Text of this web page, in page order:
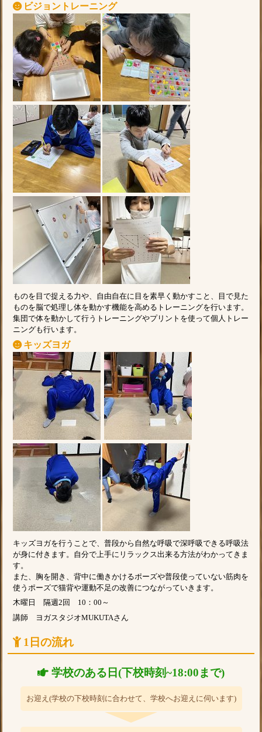
ビジョントレーニング
ものを目で捉える力や、自由自在に目を素早く動かすこと、目で見た
ものを脳で処理し体を動かす機能を高めるトレーニングを行います。
集団で体を動かして行うトレーニングやプリントを使って個人トレー
ニングも行います。
キッズヨガ
キッズヨガを行うことで、普段から自然な呼吸で深呼吸できる呼吸法
が身に付きます。自分で上手にリラックス出来る方法がわかってきま
す。
また、胸を開き、背中に働きかけるポーズや普段使っていない筋肉を
使うポーズで猫背や運動不足の改善につながっていきます。
木曜日 隔週2回 10：00～
講師 ヨガスタジオMUKUTAさん
1日の流れ
学校のある日(下校時刻~18:00まで)
お迎え(学校の下校時刻に合わせて、学校へお迎えに伺います)